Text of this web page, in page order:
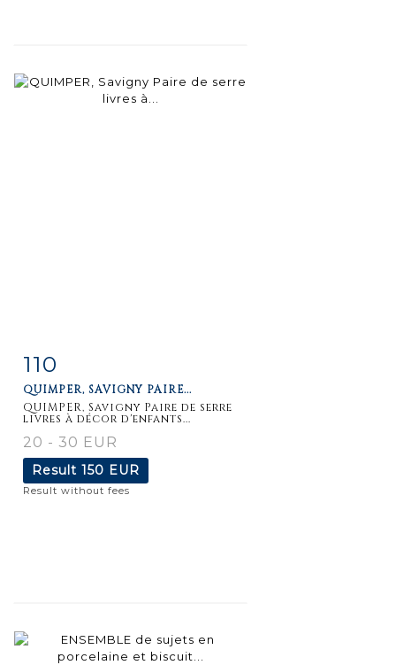
Item detail
110
QUIMPER, SAVIGNY PAIRE...
QUIMPER, Savigny Paire de serre
livres à décor d'enfants...
20 - 30 EUR
Result 150 EUR
Result without fees